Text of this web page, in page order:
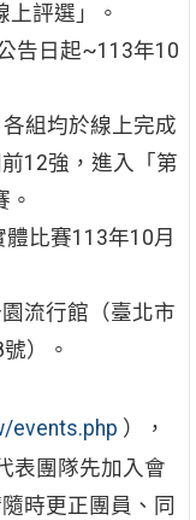
評選」。
告日起~113年10
組均於線上完成
12強，進入「第
。
比賽113年10月
流行館（臺北市
）。
events.php ），
表團隊先加入會
時更正團員、同